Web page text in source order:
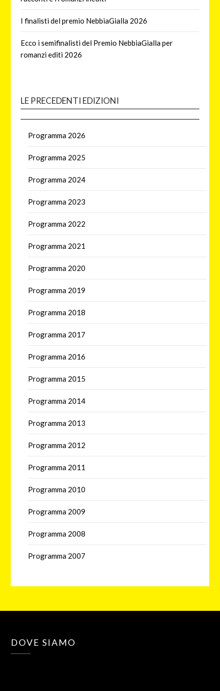
I finalisti del premio NebbiaGialla 2026
Ecco i semifinalisti del Premio NebbiaGialla per
romanzi editi 2026
LE PRECEDENTI EDIZIONI
Programma 2026
Programma 2025
Programma 2024
Programma 2023
Programma 2022
Programma 2021
Programma 2020
Programma 2019
Programma 2018
Programma 2017
Programma 2016
Programma 2015
Programma 2014
Programma 2013
Programma 2012
Programma 2011
Programma 2010
Programma 2009
Programma 2008
Programma 2007
DOVE SIAMO